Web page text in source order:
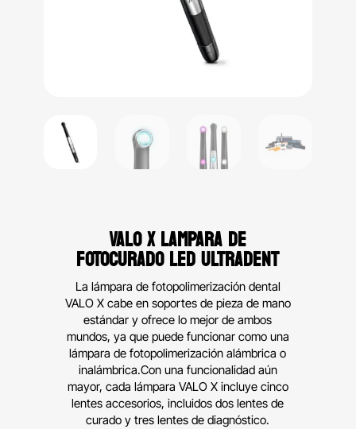
VALO X LAMPARA DE
FOTOCURADO LED ULTRADENT
La lámpara de fotopolimerización dental
VALO X cabe en soportes de pieza de mano
estándar y ofrece lo mejor de ambos
mundos, ya que puede funcionar como una
lámpara de fotopolimerización alámbrica o
inalámbrica.Con una funcionalidad aún
mayor, cada lámpara VALO X incluye cinco
lentes accesorios, incluidos dos lentes de
curado y tres lentes de diagnóstico.